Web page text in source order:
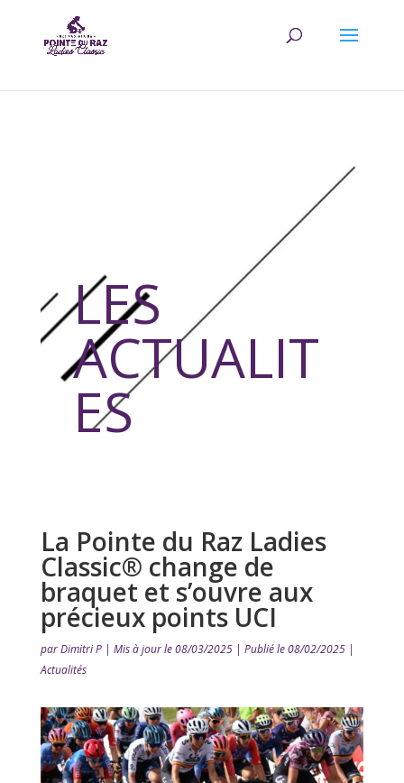
LES
ACTUALIT
ES
La Pointe du Raz Ladies
Classic® change de
braquet et s’ouvre aux
précieux points UCI
parDimitri P| Mis à jour le 08/03/2025 | Publié le 08/02/2025|
Actualités